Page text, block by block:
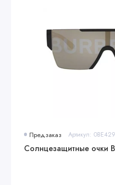
Предзаказ Артикул:
Солнцезащитные очки